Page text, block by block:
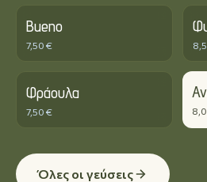
Bueno
7,50 €
Φράουλα
7,50 €
Όλες οι γεύσεις